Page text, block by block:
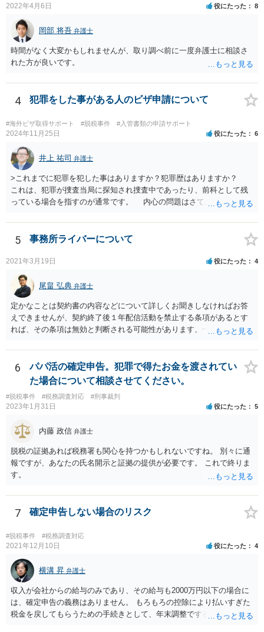
2022年4月6日 役にたった 8
岡部 将吾 弁護士
時間がなく大変かもしれませんが、取り調べ前に一度弁護士に相談さ
れた方が良いです。
4 犯罪をした事がある人のビザ申請について
#海外ビザ取得サポート #脱税事件 #入管書類の申請サポート
2024年11月25日 役にたった 6
井上 祐司 弁護士
>これまでに犯罪を犯した事はありますか？犯罪歴はありますか？
これは、犯罪が捜査当局に探知され捜査中であったり、前科として残
っている場合を指すのが通常です。 内心の問題はさておき、ご質問
5 事務所ライバーについて
2021年3月19日 役にたった 4
尾畠 弘典 弁護士
定かなことは契約書の内容などについて詳しくお聞きしなければお答
えできませんが、契約終了後１年配信活動を禁止する条項があるとす
れば、その条項は無効と判断される可能性があります。一度実際に弁
した方がよろしいかと存じます。
6
パパ活の確定申告。犯罪で得たお金を渡されてい
た場合について相談させてください。
#脱税事件 #税務調査対応 #刑事裁判
2023年1月31日 役にたった 5
内藤 政信 弁護士
脱税の証拠あれば税務署も関心を持つかもしれないですね。 別々に通
報ですが、あなたの氏名開示と証拠の提供が必要です。 これで終りま
す。
7 確定申告しない場合のリスク
#脱税事件 #税務調査対応
2021年12月10日 役にたった 4
横溝 昇 弁護士
収入が会社からの給与のみであり、その給与も2000万円以下の場合に
は、確定申告の義務はありません。 もろもろの控除により払いすぎた
税金を戻してもらうための手続きとして、年末調整でするのか、確定